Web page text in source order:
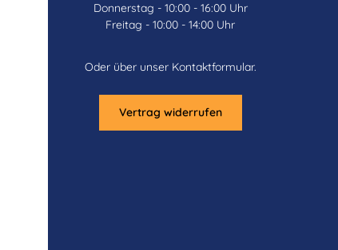
Donnerstag - 10:00 - 16:00 Uhr
Freitag - 10:00 - 14:00 Uhr
Oder über unser Kontaktformular.
Vertrag widerrufen